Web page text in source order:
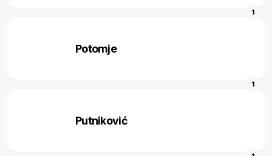
Potomje
1
Putniković
1